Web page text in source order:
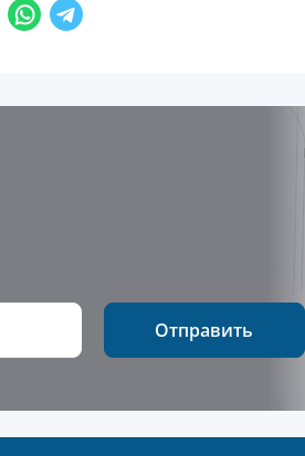
Отправить